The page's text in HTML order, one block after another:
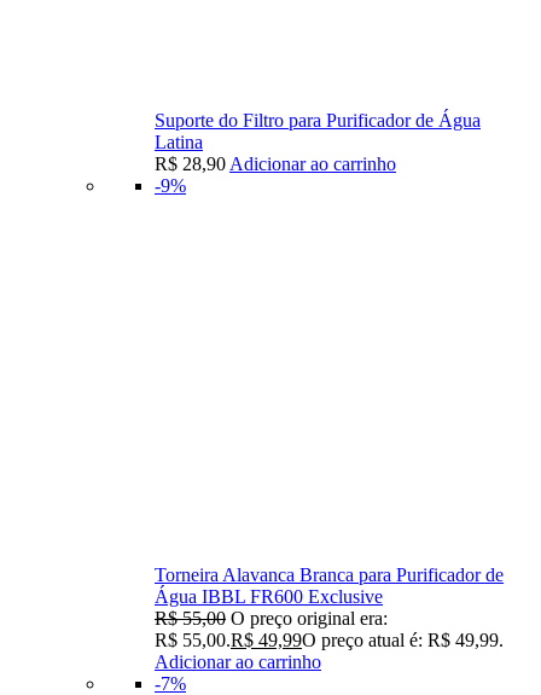
Suporte do Filtro para Purificador de Água
Latina
R$ 28,90 Adicionar ao carrinho
-9%
Torneira Alavanca Branca para Purificador de
Água IBBL FR600 Exclusive
R$55,00 O preço original era:
R$ 55,00.R$ 49,99O preço atual é: R$ 49,99.
Adicionar ao carrinho
-7%